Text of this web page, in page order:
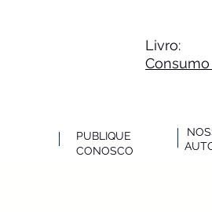
Livro:
PUBLIQUE
CONOSCO